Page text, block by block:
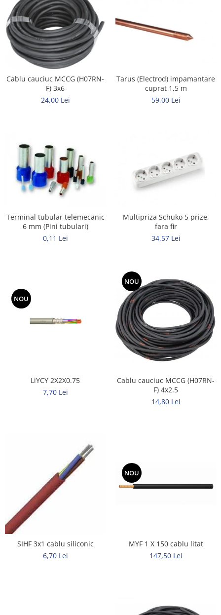
Cablu cauciuc MCCG (H07RN-
F) 3x6
24,00 Lei
Tarus (Electrod) impamantare
cuprat 1,5 m
59,00 Lei
Terminal tubular telemecanic
6 mm (Pini tubulari)
0,11 Lei
Multipriza Schuko 5 prize,
fara fir
34,57 Lei
NOU
LiYCY 2X2X0.75
7,70 Lei
NOU
Cablu cauciuc MCCG (H07RN-
F) 4x2.5
14,80 Lei
SIHF 3x1 cablu siliconic
6,70 Lei
NOU
MYF 1 X 150 cablu litat
147,50 Lei